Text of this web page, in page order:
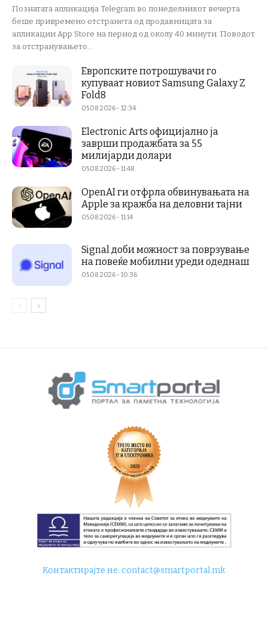
Познатата апликација Telegram во понеделникот вечерта
беше привремено отстранета од продавницата за
апликации App Store на период од околу 40 минути. Поводот
за отстранувањето...
Европските потрошувачи го
купуваат новиот Samsung Galaxy Z
Fold8
05.08.2026 - 12:34
Electronic Arts официјално ја
заврши продажбата за 55
милијарди долари
05.08.2026 - 11:48
OpenAI ги отфрла обвинувањата на
Apple за кражба на деловни тајни
05.08.2026 - 11:14
Signal доби можност за поврзување
на повеќе мобилни уреди одеднаш
05.08.2026 - 10:36
Контактирајте не:contact@smartportal.mk